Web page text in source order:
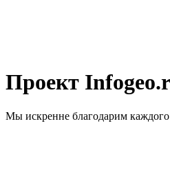
Проект
Мы искренне благодарим каждого